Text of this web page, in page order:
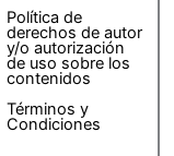
Política de
derechos de autor
y/o autorización
de uso sobre los
contenidos
Términos y
Condiciones